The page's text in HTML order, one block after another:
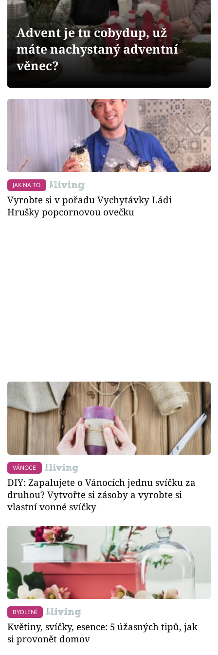
Přihlášení
Sledujte nás
Advent je tu cobydup, už
máte nachystaný adventní
věnec?
JAK NA TO
Vyrobte si v pořadu Vychytávky Ládi
Hrušky popcornovou ovečku
VÁNOCE
DIY: Zapalujete o Vánocích jednu svíčku za
druhou? Vytvořte si zásoby a vyrobte si
vlastní vonné svíčky
BYDLENÍ
Květiny, svíčky, esence: 5 úžasných tipů, jak
si provonět domov